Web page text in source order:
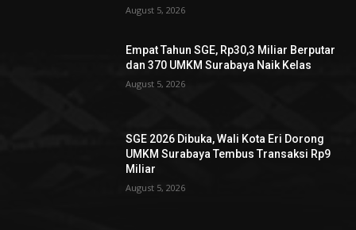
August 5, 2026
Empat Tahun SGE, Rp30,3 Miliar Berputar
dan 370 UMKM Surabaya Naik Kelas
August 5, 2026
SGE 2026 Dibuka, Wali Kota Eri Dorong
UMKM Surabaya Tembus Transaksi Rp9
Miliar
August 5, 2026